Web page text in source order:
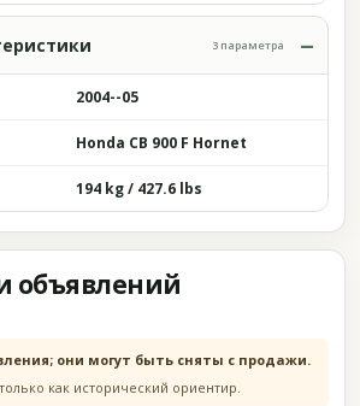
3 параметра
2004--05
Honda CB 900 F Hornet
194 kg / 427.6 lbs
объявлений
они могут быть сняты с продажи.
как исторический ориентир.